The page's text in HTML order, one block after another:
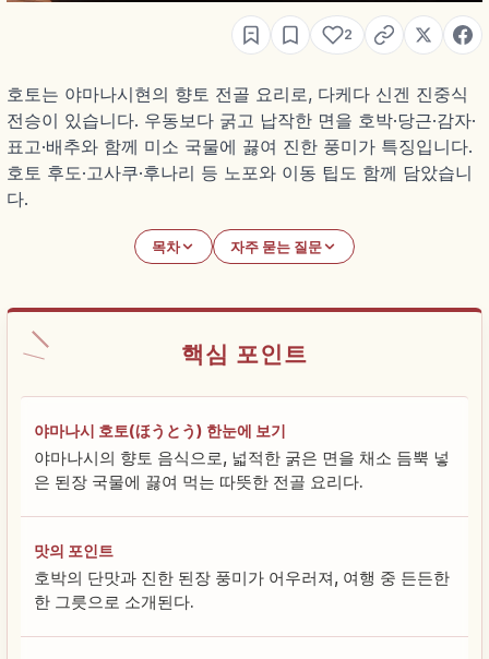
2
호토는 야마나시현의 향토 전골 요리로, 다케다 신겐 진중식
전승이 있습니다. 우동보다 굵고 납작한 면을 호박·당근·감자·
표고·배추와 함께 미소 국물에 끓여 진한 풍미가 특징입니다.
호토 후도·고사쿠·후나리 등 노포와 이동 팁도 함께 담았습니
다.
목차 자주 묻는 질문
핵심 포인트
야마나시 호토(ほうとう) 한눈에 보기
야마나시의 향토 음식으로, 넓적한 굵은 면을 채소 듬뿍 넣
은 된장 국물에 끓여 먹는 따뜻한 전골 요리다.
맛의 포인트
호박의 단맛과 진한 된장 풍미가 어우러져, 여행 중 든든한
한 그릇으로 소개된다.